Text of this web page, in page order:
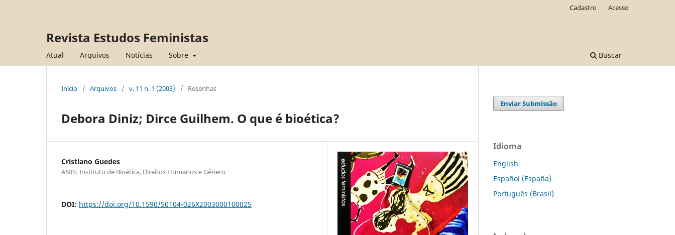
Revista Estudos Feministas
Atual Arquivos Notícias Sobre Buscar
Cadastro Acesso
Início / Arquivos / v. 11 n. 1 (2003) / Resenhas
Debora Diniz; Dirce Guilhem. O que é bioética?
Cristiano Guedes
ANIS: Instituto de Bioética, Direitos Humanos e Gênero
DOI: https://doi.org/10.1590/S0104-026X2003000100025
Enviar Submissão
Idioma
English
Español (España)
Português (Brasil)